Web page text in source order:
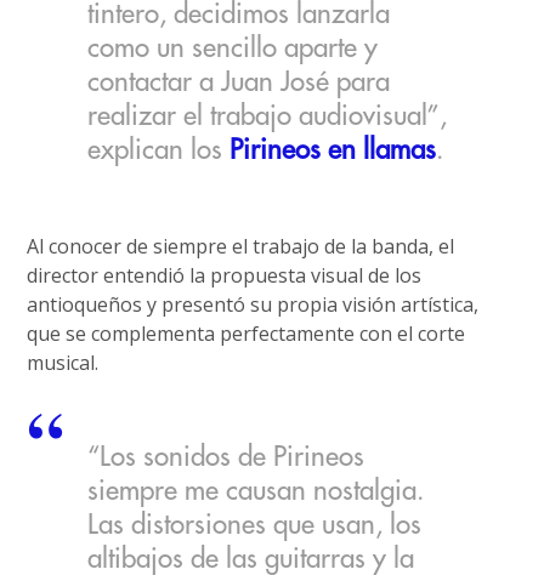
tintero, decidimos lanzarla
como un sencillo aparte y
contactar a Juan José para
realizar el trabajo audiovisual”,
explican los Pirineos en llamas.
Al conocer de siempre el trabajo de la banda, el
director entendió la propuesta visual de los
antioqueños y presentó su propia visión artística,
que se complementa perfectamente con el corte
musical.
“Los sonidos de Pirineos
siempre me causan nostalgia.
Las distorsiones que usan, los
altibajos de las guitarras y la